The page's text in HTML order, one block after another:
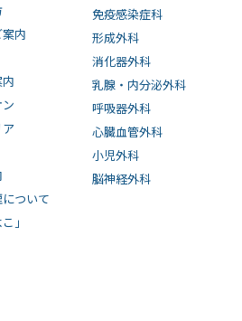
内
ついて
」
免疫感染症科
形成外科
消化器外科
乳腺・内分泌外科
呼吸器外科
心臓血管外科
小児外科
脳神経外科